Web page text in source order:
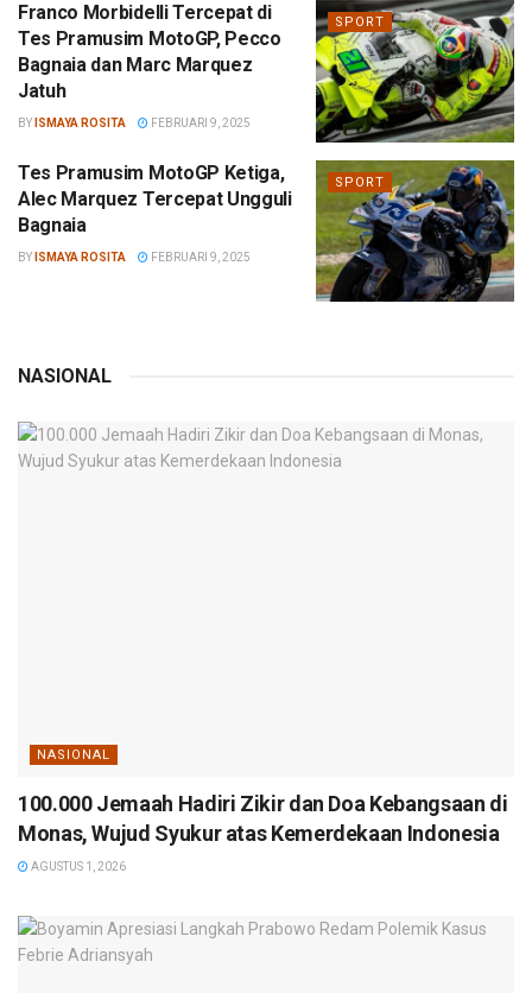
SPORT
Franco Morbidelli Tercepat di
Tes Pramusim MotoGP, Pecco
Bagnaia dan Marc Marquez
Jatuh
BY ISMAYA ROSITA FEBRUARI 9, 2025
SPORT
Tes Pramusim MotoGP Ketiga,
Alec Marquez Tercepat Ungguli
Bagnaia
BY ISMAYA ROSITA FEBRUARI 9, 2025
NASIONAL
NASIONAL
100.000 Jemaah Hadiri Zikir dan Doa Kebangsaan di
Monas, Wujud Syukur atas Kemerdekaan Indonesia
AGUSTUS 1, 2026